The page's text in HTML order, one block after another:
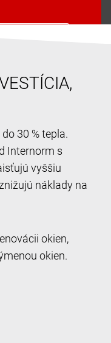
30 % tepla.
Internorm s
vyššiu
náklady na
okien,
okien.